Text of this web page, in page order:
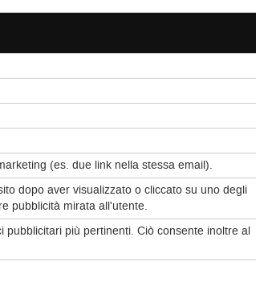
(es. due link nella stessa email).
dopo aver visualizzato o cliccato su uno degli
pubblicità mirata all'utente.
più pertinenti. Ciò consente inoltre al